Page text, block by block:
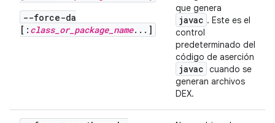
--force-da
[: class_or_package_name...]
que genera
javac . Este es el
control
predeterminado del
código de aserción
javac cuando se
generan archivos
DEX.